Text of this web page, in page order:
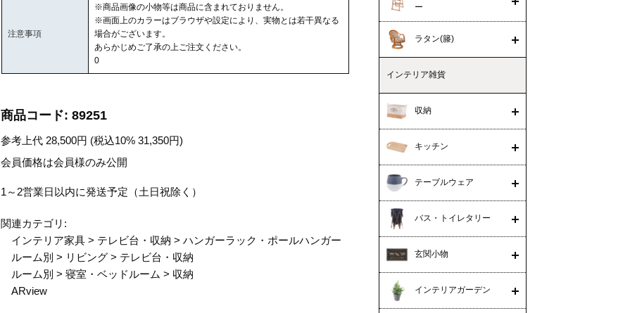
注意事項
※商品画像の小物等は商品に含まれておりません。
※画面上のカラーはブラウザや設定により、実物とは若干異なる
場合がございます。
あらかじめご了承の上ご注文ください。
0
商品コード: 89251
参考上代 28,500円 (税込10%31,350円)
会員価格は会員様のみ公開
1～2営業日以内に発送予定（土日祝除く）
関連カテゴリ:
インテリア家具 > テレビ台・収納 >ハンガーラック・ポールハンガー
ルーム別 > リビング > テレビ台・収納
ルーム別 >寝室・ベッドルーム > 収納
ARview
ー
ラタン(籐)
インテリア雑貨
収納
キッチン
テーブルウェア
バス・トイレタリー
玄関小物
インテリアガーデン